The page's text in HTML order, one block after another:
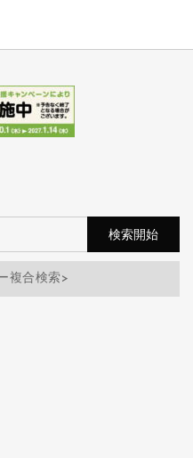
複合検索>